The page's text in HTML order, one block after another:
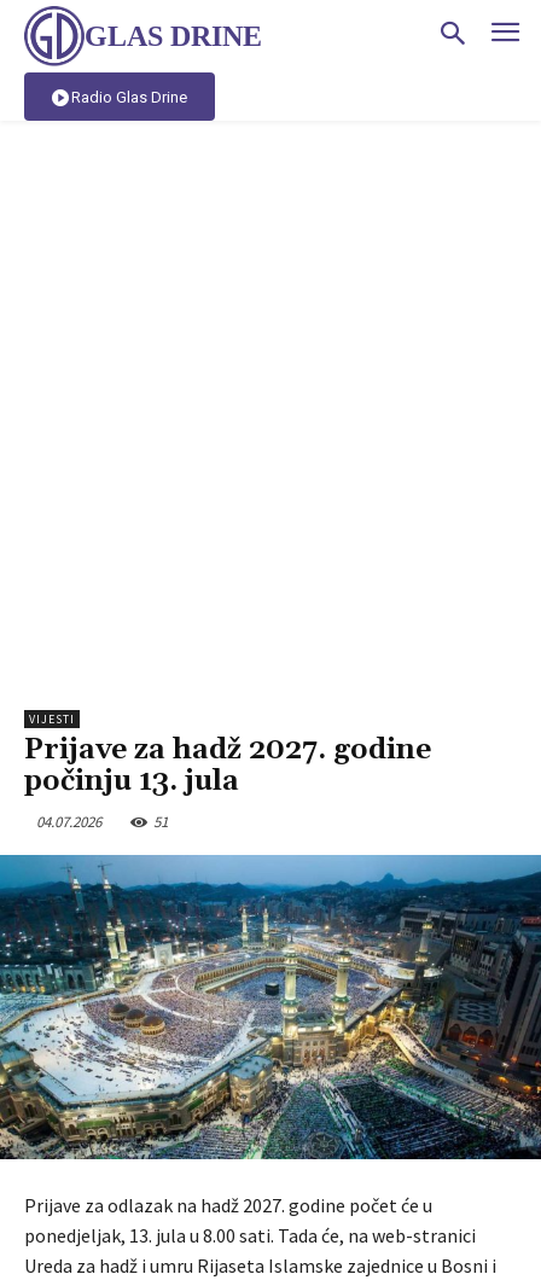
GLAS DRINE
Radio Glas Drine
VIJESTI
Prijave za hadž 2027. godine
počinju 13. jula
04.07.2026 51
Prijave za odlazak na hadž 2027. godine počet će u
ponedjeljak, 13. jula u 8.00 sati. Tada će, na web-stranici
Ureda za hadž i umru Rijaseta Islamske zajednice u Bosni i